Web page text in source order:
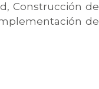
Construcción de
de